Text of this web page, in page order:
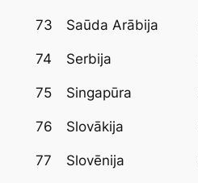
73 Saūda Arābija
74 Serbija
75 Singapūra
76 Slovākija
77 Slovēnija